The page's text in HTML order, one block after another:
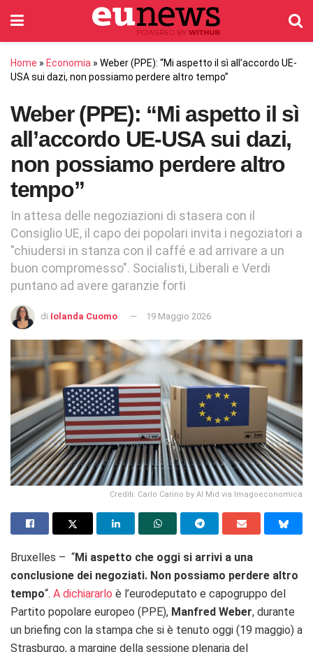
Home » Economia » Weber (PPE): “Mi aspetto il sì all’accordo UE-
USA sui dazi, non possiamo perdere altro tempo”
Weber (PPE): “Mi aspetto il sì
all’accordo UE-USA sui dazi,
non possiamo perdere altro
tempo”
In attesa delle negoziazioni di stasera con il
Consiglio UE, il capo dei popolari invita i negoziatori a
"chiudersi in stanza con il caffé e ad arrivare a un
buon compromesso". Socialisti, Liberali e Verdi
puntano ad avere garanzie forti
di Iolanda Cuomo 19 Maggio 2026
Crediti: Carlo Carino by AI Mid via Imagoeconomica
Bruxelles – “Mi aspetto che oggi si arrivi a una
conclusione dei negoziati. Non possiamo perdere altro
tempo“. A dichiararlo è l’eurodeputato e capogruppo del
Partito popolare europeo (PPE), Manfred Weber, durante
un briefing con la stampa che si è tenuto oggi (19 maggio) a
Strasburgo, a margine della sessione plenaria del